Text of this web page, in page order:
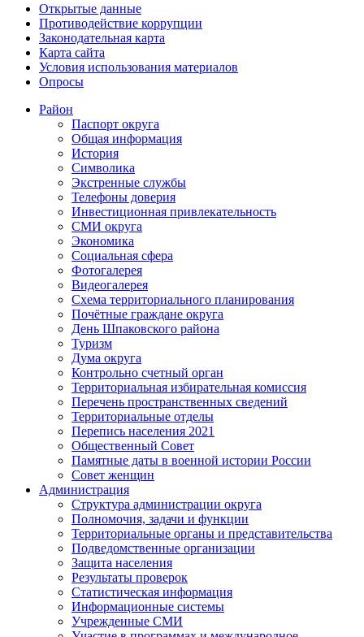
Открытые данные
Противодействие коррупции
Законодательная карта
Карта сайта
Условия использования материалов
Опросы
Район
Паспорт округа
Общая информация
История
Символика
Экстренные службы
Телефоны доверия
Инвестиционная привлекательность
СМИ округа
Экономика
Социальная сфера
Фотогалерея
Видеогалерея
Схема территориального планирования
Почётные граждане округа
День Шпаковского района
Туризм
Дума округа
Контрольно счетный орган
Территориальная избирательная комиссия
Перечень пространственных сведений
Территориальные отделы
Перепись населения 2021
Общественный Совет
Памятные даты в военной истории России
Совет женщин
Администрация
Структура администрации округа
Полномочия, задачи и функции
Территориальные органы и представительства
Подведомственные организации
Защита населения
Результаты проверок
Статистическая информация
Информационные системы
Учрежденные СМИ